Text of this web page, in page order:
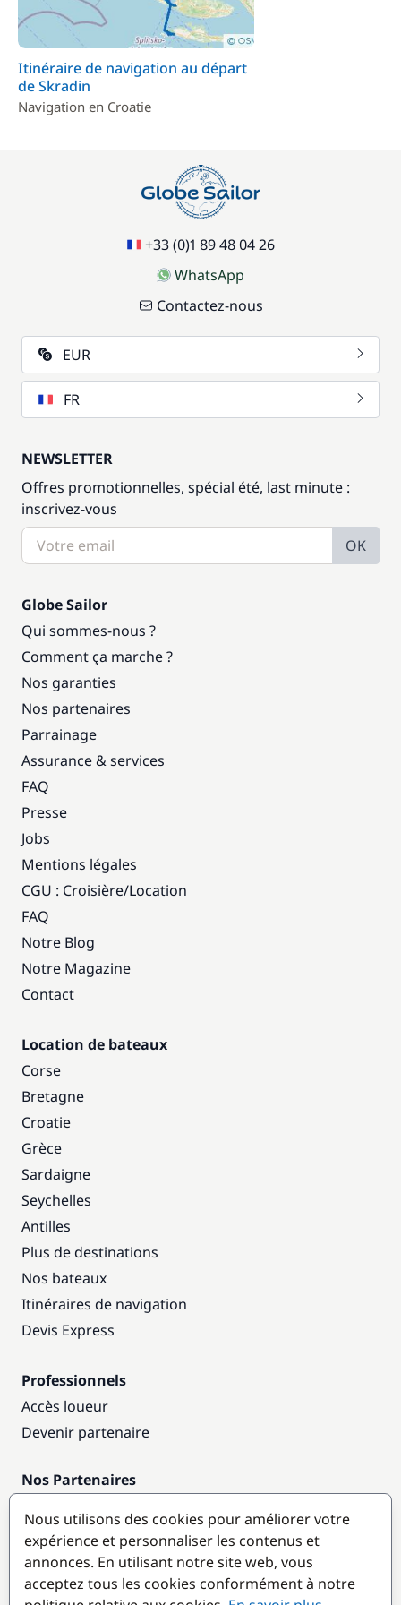
Itinéraire de navigation au départ
de Skradin
Navigation en Croatie
+33 (0)1 89 48 04 26
WhatsApp
Contactez-nous
EUR
FR
NEWSLETTER
Offres promotionnelles, spécial été, last minute :
inscrivez-vous
OK
Globe Sailor
Qui sommes-nous ?
Comment ça marche ?
Nos garanties
Nos partenaires
Parrainage
Assurance & services
FAQ
Presse
Jobs
Mentions légales
CGU : Croisière/Location
FAQ
Notre Blog
Notre Magazine
Contact
Location de bateaux
Corse
Bretagne
Croatie
Grèce
Sardaigne
Seychelles
Antilles
Plus de destinations
Nos bateaux
Itinéraires de navigation
Devis Express
Professionnels
Accès loueur
Devenir partenaire
Nos Partenaires
Destinations populaires
Nous utilisons des cookies pour améliorer votre
expérience et personnaliser les contenus et
annonces. En utilisant notre site web, vous
acceptez tous les cookies conformément à notre